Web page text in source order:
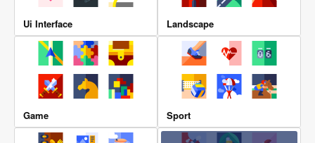
Ui Interface Landscape
Game Sport